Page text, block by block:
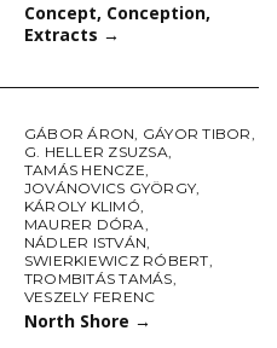
Concept, Conception,
Extracts →
GÁBOR ÁRON, GÁYOR TIBOR,
G. HELLER ZSUZSA,
TAMÁS HENCZE,
JOVÁNOVICS GYÖRGY,
KÁROLY KLIMÓ,
MAURER DÓRA,
NÁDLER ISTVÁN,
SWIERKIEWICZ RÓBERT,
TROMBITÁS TAMÁS,
VESZELY FERENC
North Shore →